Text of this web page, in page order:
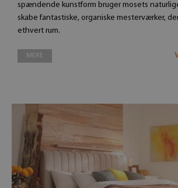
spændende kunstform bruger mosets
skabe fantastiske, organiske mesterværker,
ethvert rum.
MERE